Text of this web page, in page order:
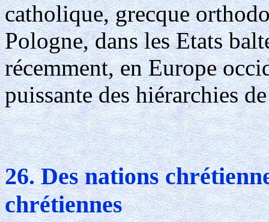
catholique, grecque
Pologne, dans les Etats
récemment, en Europe
puissante des hiérarchies
26. Des nations
chrétiennes